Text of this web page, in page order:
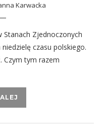
Karwacka
Stanach Zjednoczonych
czasu polskiego.
Czym tym razem